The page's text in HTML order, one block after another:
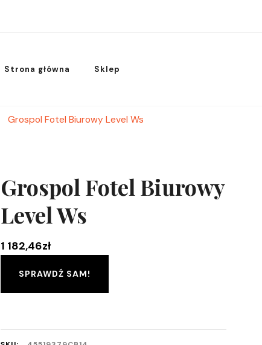
Strona główna Sklep
Grospol Fotel Biurowy Level Ws
Grospol Fotel Biurowy
Level Ws
1 182,46zł
SPRAWDŹ SAM!